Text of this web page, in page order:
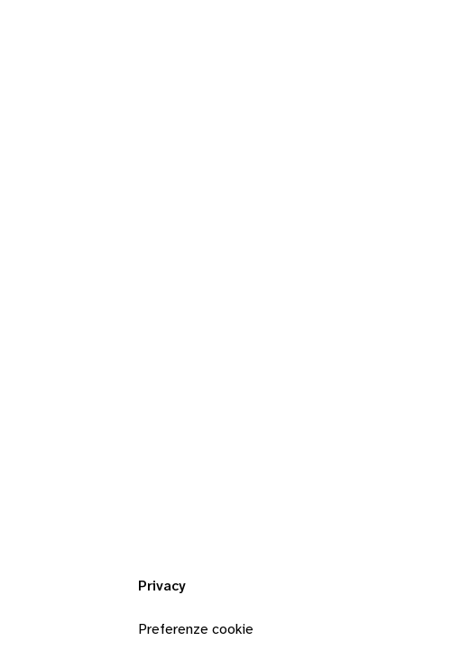
Privacy
Preferenze cookie